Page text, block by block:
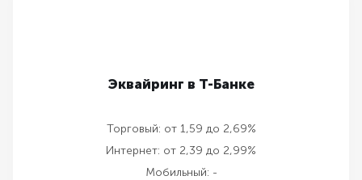
Эквайринг в Т-Банке
Торговый: от 1,59 до 2,69%
Интернет: от 2,39 до 2,99%
Мобильный: -